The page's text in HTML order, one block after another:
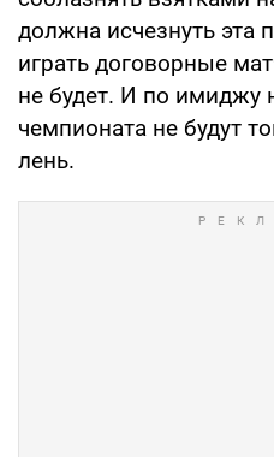
должна исчезнуть эта
играть договорные
не будет. И по имиджу
чемпионата не будут
лень.